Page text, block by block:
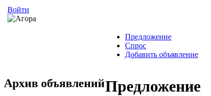
Войти
Предложение
Спрос
Добавить объявление
Архив объявленийПредложение